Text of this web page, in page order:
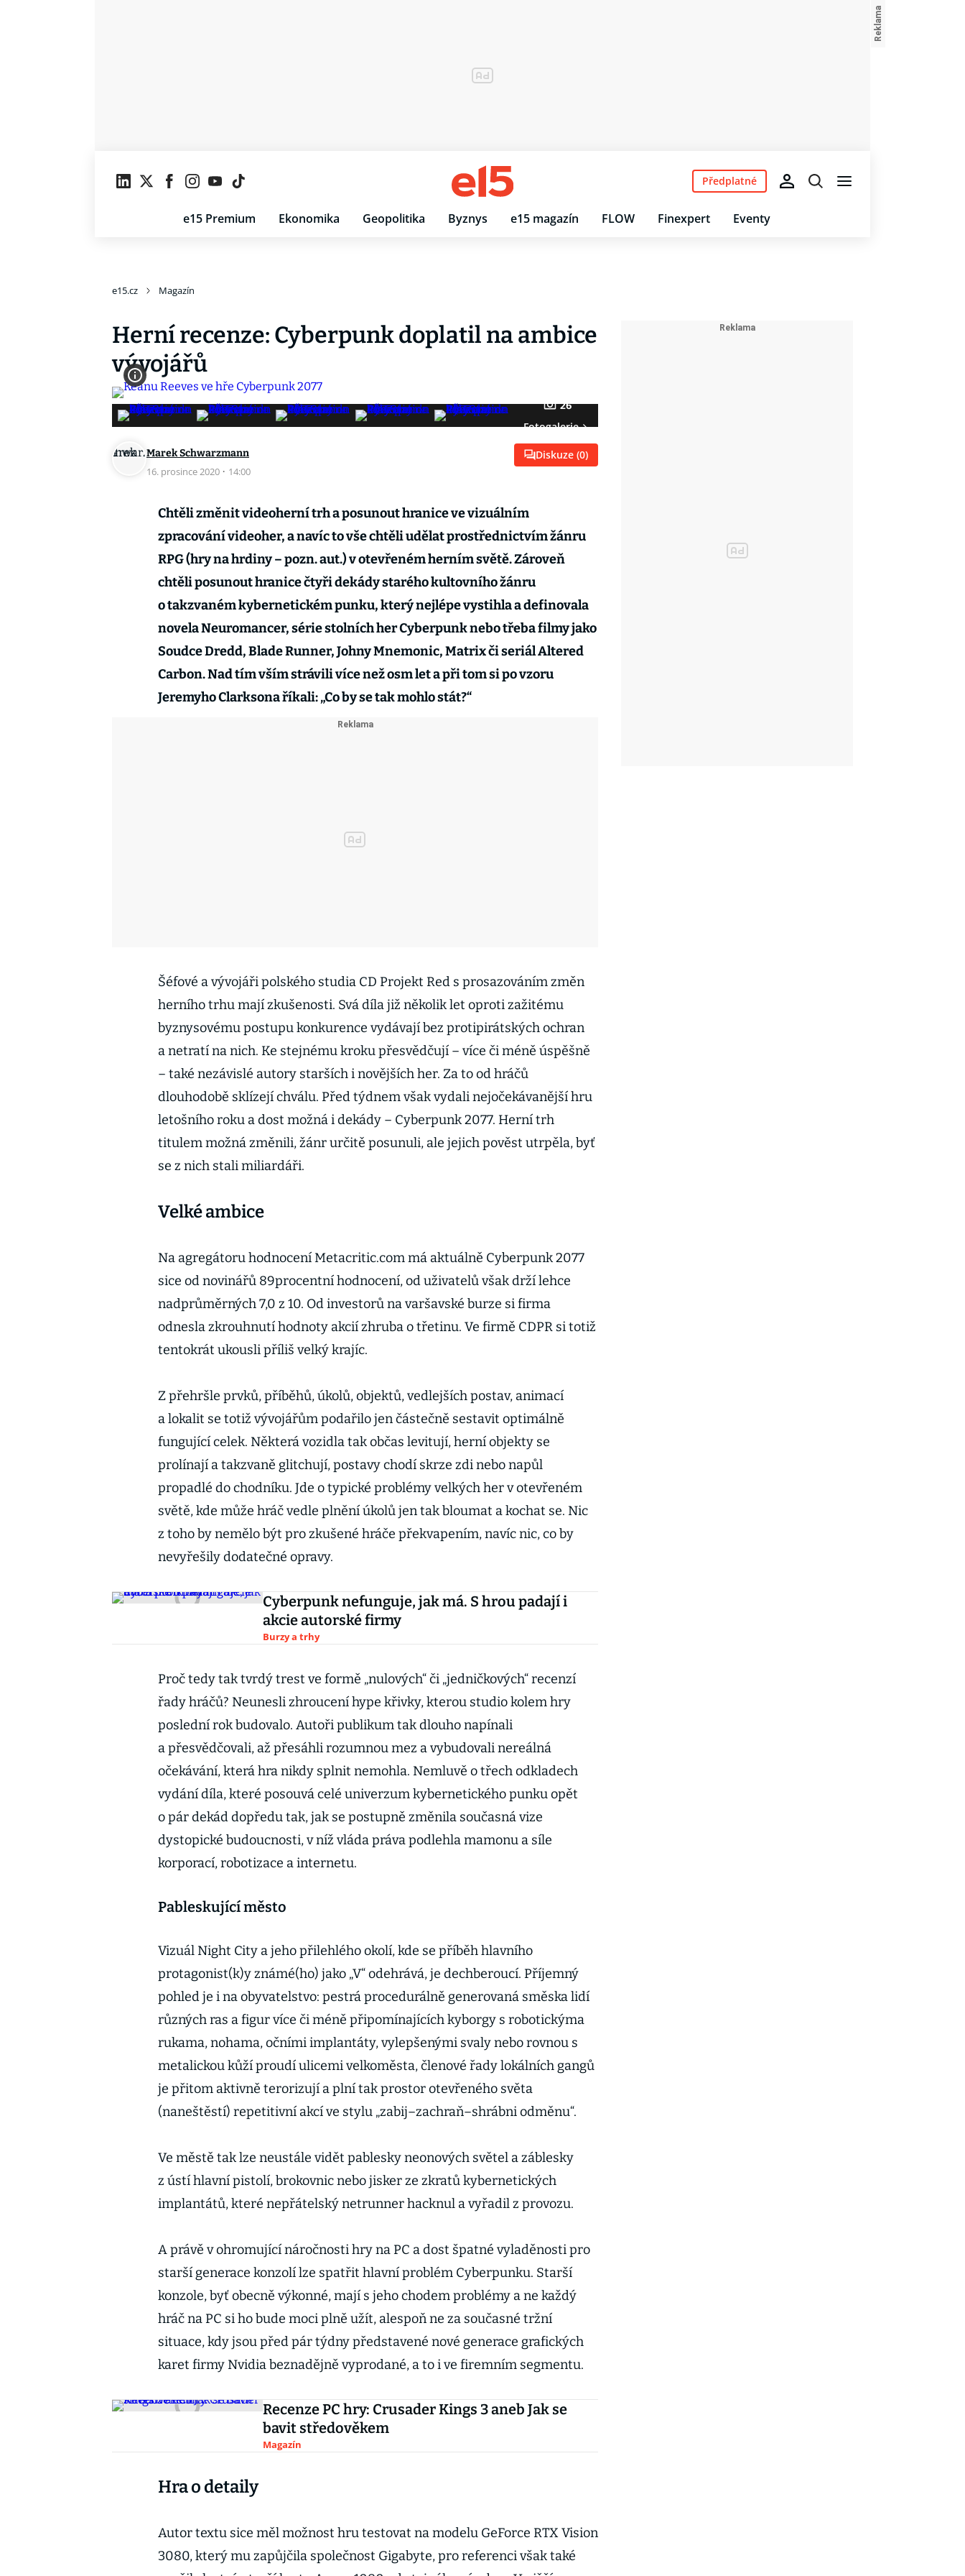
e15 Premium Ekonomika Geopolitika Byznys e15 magazín FLOW Finexpert Eventy
Předplatné
e15.cz Magazín
Herní recenze: Cyberpunk doplatil na ambice
vývojářů
26
Fotogalerie
Marek Schwarzmann
16. prosince 2020 · 14:00
Diskuze (0)
Chtěli změnit videoherní trh a posunout hranice ve vizuálním
zpracování videoher, a navíc to vše chtěli udělat prostřednictvím žánru
RPG (hry na hrdiny – pozn. aut.) v otevřeném herním světě. Zároveň
chtěli posunout hranice čtyři dekády starého kultovního žánru
o takzvaném kybernetickém punku, který nejlépe vystihla a definovala
novela Neuromancer, série stolních her Cyberpunk nebo třeba filmy jako
Soudce Dredd, Blade Runner, Johny Mnemonic, Matrix či seriál Altered
Carbon. Nad tím vším strávili více než osm let a při tom si po vzoru
Jeremyho Clarksona říkali: „Co by se tak mohlo stát?“
Šéfové a vývojáři polského studia CD Projekt Red s prosazováním změn
herního trhu mají zkušenosti. Svá díla již několik let oproti zažitému
byznysovému postupu konkurence vydávají bez protipirátských ochran
a netratí na nich. Ke stejnému kroku přesvědčují – více či méně úspěšně
– také nezávislé autory starších i novějších her. Za to od hráčů
dlouhodobě sklízejí chválu. Před týdnem však vydali nejočekávanější hru
letošního roku a dost možná i dekády – Cyberpunk 2077. Herní trh
titulem možná změnili, žánr určitě posunuli, ale jejich pověst utrpěla, byť
se z nich stali miliardáři.
Velké ambice
Na agregátoru hodnocení Metacritic.com má aktuál­ně Cyberpunk 2077
sice od novinářů 89procentní hodnocení, od uživatelů však drží lehce
nadprůměrných 7,0 z 10. Od investorů na varšavské burze si firma
odnesla zkrouhnutí hodnoty akcií zhruba o třetinu. Ve firmě CDPR si totiž
tentokrát ukousli příliš velký krajíc.
Z přehršle prvků, příběhů, úkolů, objektů, vedlejších postav, animací
a lokalit se totiž vývojářům podařilo jen částečně sestavit optimálně
fungující celek. Některá vozidla tak občas levitují, herní objekty se
prolínají a takzvaně glitchují, postavy chodí skrze zdi nebo napůl
propadlé do chodníku. Jde o typické problémy velkých her v otevřeném
světě, kde může hráč vedle plnění úkolů jen tak bloumat a kochat se. Nic
z toho by nemělo být pro zkušené hráče překvapením, navíc nic, co by
nevyřešily dodatečné opravy.
Cyberpunk nefunguje, jak má. S hrou padají i
akcie autorské firmy
Burzy a trhy
Proč tedy tak tvrdý trest ve formě „nulových“ či „jedničkových“ recenzí
řady hráčů? Neunesli zhroucení hype křivky, kterou studio kolem hry
poslední rok budovalo. Autoři publikum tak dlouho napínali
a přesvědčovali, až přesáhli rozumnou mez a vybudovali nereálná
očekávání, která hra nikdy splnit nemohla. Nemluvě o třech odkladech
vydání díla, které posouvá celé univerzum kybernetického punku opět
o pár dekád dopředu tak, jak se postupně změnila současná vize
dystopické budoucnosti, v níž vláda práva podlehla mamonu a síle
korporací, robotizace a internetu.
Pableskující město
Vizuál Night City a jeho přilehlého okolí, kde se příběh hlavního
protagonist(k)y známé(ho) jako „V“ odehrává, je dechberoucí. Příjemný
pohled je i na obyvatelstvo: pestrá procedurálně generovaná směska lidí
různých ras a figur více či méně připomínajících kyborgy s robotickýma
rukama, nohama, očními implantáty, vylepšenými svaly nebo rovnou s
metalickou kůží proudí ulicemi velkoměsta, členové řady lokálních gangů
je přitom aktivně terorizují a plní tak prostor otevřeného světa
(naneštěstí) repetitivní akcí ve stylu „zabij–zachraň–shrábni odměnu“.
Ve městě tak lze neustále vidět pablesky neonových světel a záblesky
z ústí hlavní pistolí, brokovnic nebo jisker ze zkratů kybernetických
implantátů, které nepřátelský netrunner hacknul a vyřadil z provozu.
A právě v ohromující náročnosti hry na PC a dost špatné vyladěnosti pro
starší generace konzolí lze spatřit hlavní problém Cyberpunku. Starší
konzole, byť obecně výkonné, mají s jeho chodem problémy a ne každý
hráč na PC si ho bude moci plně užít, alespoň ne za současné tržní
situace, kdy jsou před pár týdny představené nové generace grafických
karet firmy Nvidia beznadějně vyprodané, a to i ve firemním segmentu.
Recenze PC hry: Crusader Kings 3 aneb Jak se
bavit středověkem
Magazín
Hra o detaily
Autor textu sice měl možnost hru testovat na modelu GeForce RTX Vision
3080, který mu zapůjčila společnost Gigabyte, pro referenci však také